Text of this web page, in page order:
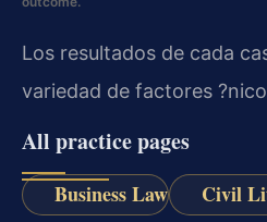
Los resultados de cada
variedad de factores
All practice pages
Business Law
Civil